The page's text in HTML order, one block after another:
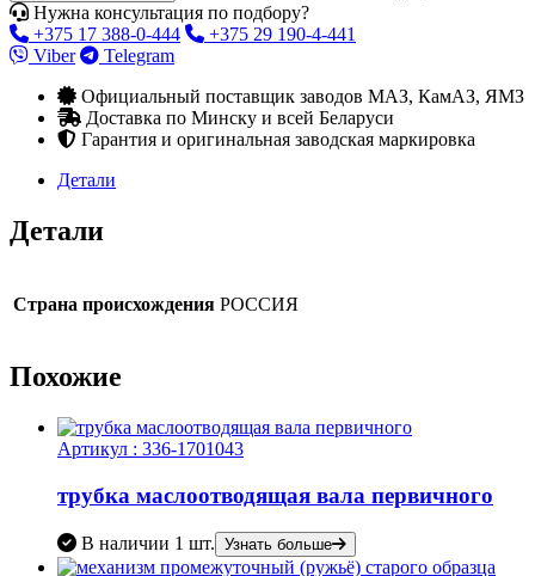
Нужна консультация по подбору?
+375 17 388-0-444
+375 29 190-4-441
Viber
Telegram
Официальный поставщик заводов МАЗ, КамАЗ, ЯМЗ
Доставка по Минску и всей Беларуси
Гарантия и оригинальная заводская маркировка
Детали
Детали
Страна происхождения РОССИЯ
Похожие
Артикул : 336-1701043
трубка маслоотводящая вала первичного
В наличии 1 шт. Узнать больше